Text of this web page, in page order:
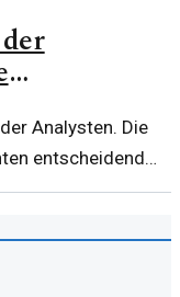
Analysten. Die
entscheidend
auf die